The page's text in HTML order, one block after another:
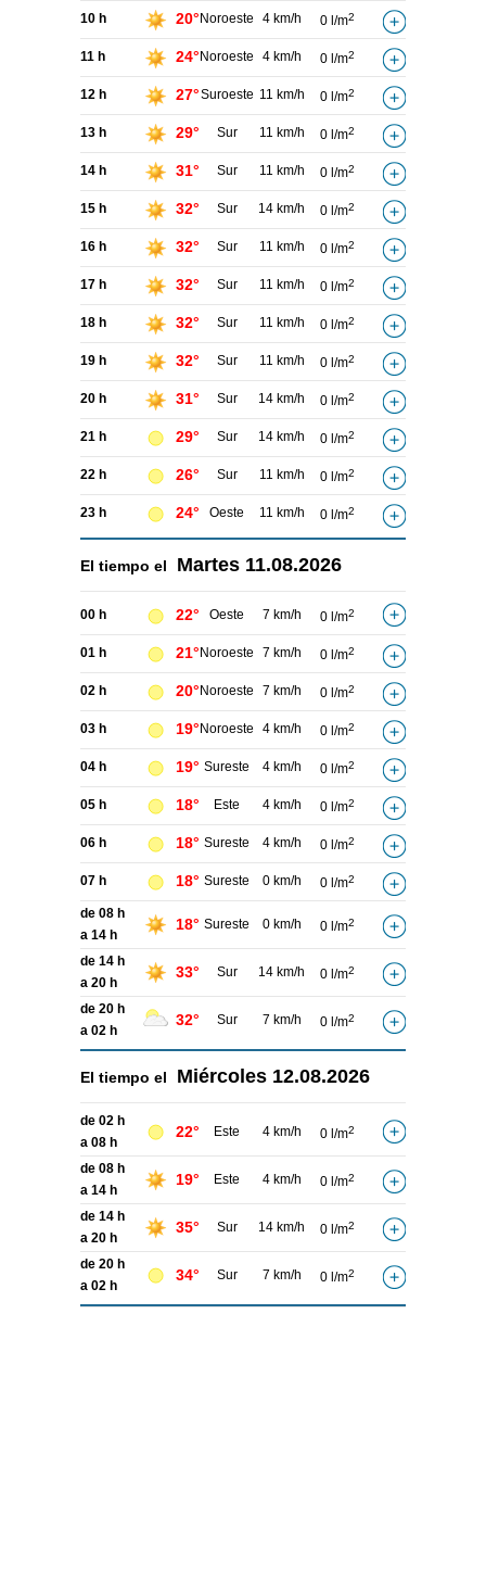
10 h 20° Noroeste 4 km/h 0 l/m2
11 h 24° Noroeste 4 km/h 0 l/m2
12 h 27°Suroeste 11 km/h 0 l/m2
13 h 29° Sur 11 km/h 0 l/m2
14 h 31° Sur 11 km/h 0 l/m2
15 h 32° Sur 14 km/h 0 l/m2
16 h 32° Sur 11 km/h 0 l/m2
17 h 32° Sur 11 km/h 0 l/m2
18 h 32° Sur 11 km/h 0 l/m2
19 h 32° Sur 11 km/h 0 l/m2
20 h 31° Sur 14 km/h 0 l/m2
21 h 29° Sur 14 km/h 0 l/m2
22 h 26° Sur 11 km/h 0 l/m2
23 h 24° Oeste 11 km/h 0 l/m2
El tiempo el Martes 11.08.2026
00 h 22° Oeste 7 km/h 0 l/m2
01 h 21° Noroeste 7 km/h 0 l/m2
02 h 20° Noroeste 7 km/h 0 l/m2
03 h 19° Noroeste 4 km/h 0 l/m2
04 h 19° Sureste 4 km/h 0 l/m2
05 h 18° Este 4 km/h 0 l/m2
06 h 18° Sureste 4 km/h 0 l/m2
07 h 18° Sureste 0 km/h 0 l/m2
de 08 h
a 14 h
18° Sureste 0 km/h 0 l/m2
de 14 h
a 20 h
33° Sur 14 km/h 0 l/m2
de 20 h
a 02 h
32° Sur 7 km/h 0 l/m2
El tiempo el Miércoles 12.08.2026
de 02 h
a 08 h
22° Este 4 km/h 0 l/m2
de 08 h
a 14 h
19° Este 4 km/h 0 l/m2
de 14 h
a 20 h
35° Sur 14 km/h 0 l/m2
de 20 h
a 02 h
34° Sur 7 km/h 0 l/m2